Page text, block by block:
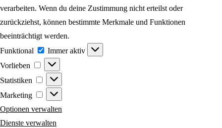
verarbeiten. Wenn du deine Zustimmung nicht erteilst oder
zurückziehst, können bestimmte Merkmale und Funktionen
beeinträchtigt werden.
Funktional
Funktional
Immer aktiv
Vorlieben
Vorlieben
Statistiken Statistiken
Marketing Marketing
Optionen verwalten
Dienste verwalten